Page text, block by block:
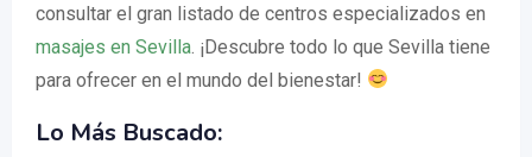
consultar el gran listado de centros especializados en
masajes en Sevilla . ¡Descubre todo lo que Sevilla tiene
para ofrecer en el mundo del bienestar!
Lo Más Buscado: